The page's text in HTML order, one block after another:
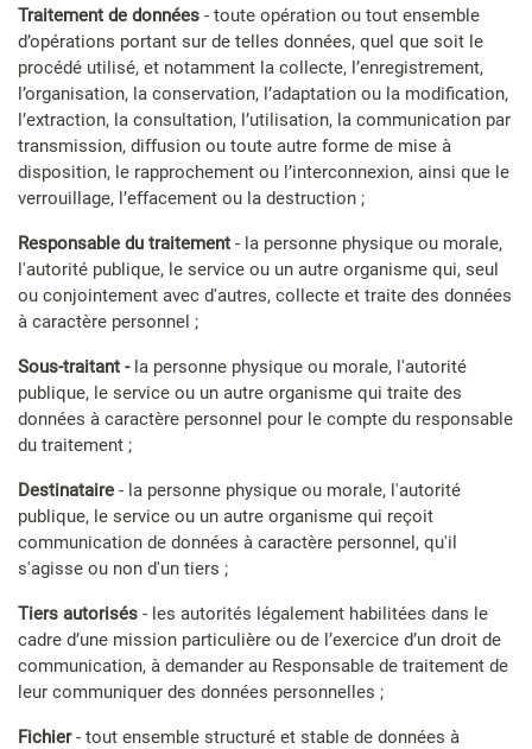
Traitement de données - toute opération ou tout ensemble
d’opérations portant sur de telles données, quel que soit le
procédé utilisé, et notamment la collecte, l’enregistrement,
l’organisation, la conservation, l’adaptation ou la modification,
l’extraction, la consultation, l’utilisation, la communication par
transmission, diffusion ou toute autre forme de mise à
disposition, le rapprochement ou l’interconnexion, ainsi que le
verrouillage, l’effacement ou la destruction ;
Responsable du traitement - la personne physique ou morale,
l'autorité publique, le service ou un autre organisme qui, seul
ou conjointement avec d'autres, collecte et traite des données
à caractère personnel ;
Sous-traitant - la personne physique ou morale, l'autorité
publique, le service ou un autre organisme qui traite des
données à caractère personnel pour le compte du responsable
du traitement ;
Destinataire - la personne physique ou morale, l'autorité
publique, le service ou un autre organisme qui reçoit
communication de données à caractère personnel, qu'il
s'agisse ou non d'un tiers ;
Tiers autorisés - les autorités légalement habilitées dans le
cadre d’une mission particulière ou de l’exercice d’un droit de
communication, à demander au Responsable de traitement de
leur communiquer des données personnelles ;
Fichier- tout ensemble structuré et stable de données à